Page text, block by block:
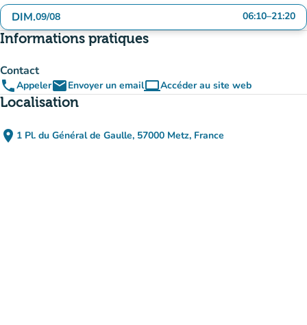
DIM.09/08 06:10–21:20
Informations pratiques
Contact
phoneAppeleremailEnvoyer un emailcomputerAccéder au site web
(nouvel onglet)
Localisation
place 1 Pl. du Général de Gaulle, 57000 Metz, France
(ouvrir dans Google Maps)
(nouvel onglet)